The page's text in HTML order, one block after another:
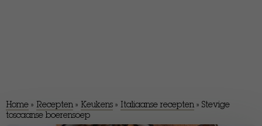
Home » Recepten » Keukens » Italiaanse recepten » Stevige
toscaanse boerensoep